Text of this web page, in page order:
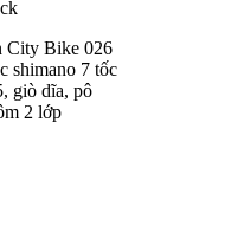
City Bike 026
shimano 7 tốc
giò dĩa, pô
2 lớp